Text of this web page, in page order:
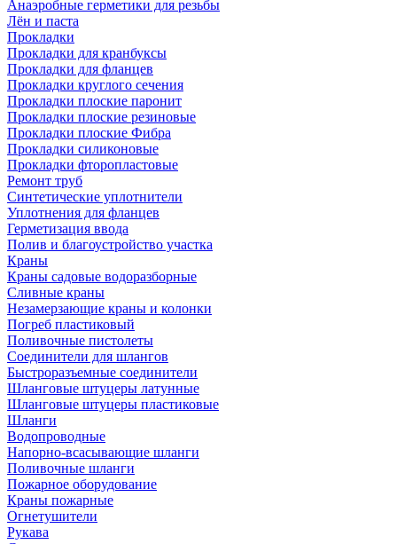
Анаэробные герметики для резьбы
Лён и паста
Прокладки
Прокладки для кранбуксы
Прокладки для фланцев
Прокладки круглого сечения
Прокладки плоские паронит
Прокладки плоские резиновые
Прокладки плоские Фибра
Прокладки силиконовые
Прокладки фторопластовые
Ремонт труб
Синтетические уплотнители
Уплотнения для фланцев
Герметизация ввода
Полив и благоустройство участка
Краны
Краны садовые водоразборные
Сливные краны
Незамерзающие краны и колонки
Погреб пластиковый
Поливочные пистолеты
Соединители для шлангов
Быстроразъемные соединители
Шланговые штуцеры латунные
Шланговые штуцеры пластиковые
Шланги
Водопроводные
Напорно-всасывающие шланги
Поливочные шланги
Пожарное оборудование
Краны пожарные
Огнетушители
Рукава